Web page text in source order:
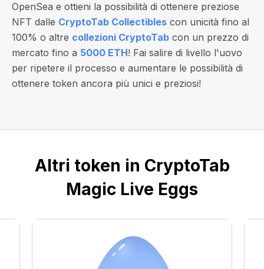
OpenSea e ottieni la possibilità di ottenere preziose
NFT dalle CryptoTab Collectibles con unicità fino al
100% o altre collezioni CryptoTab con un prezzo di
mercato fino a 5000 ETH! Fai salire di livello l'uovo
per ripetere il processo e aumentare le possibilità di
ottenere token ancora più unici e preziosi!
Altri token in CryptoTab
Magic Live Eggs